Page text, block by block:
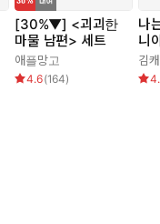
[30%▼] <괴괴한
마물 남편> 세트
애플망고
4.6(164)
나
니
김